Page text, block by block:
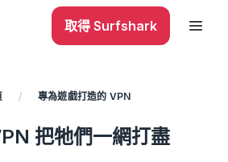
取得 Surfshark
/ 專為遊戲打造的 VPN
把牠們一網打盡